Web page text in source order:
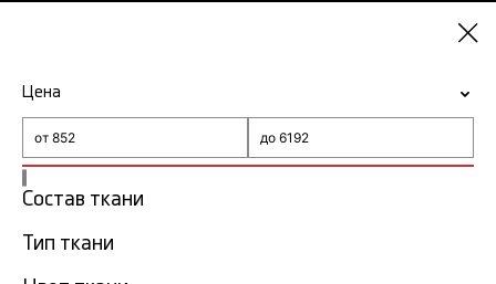
-15% на ткани по промокоду NY15
ГлавнаяТкань Pucci
Ткань Pucci в Красноярске
Цена
Состав ткани
Тип ткани